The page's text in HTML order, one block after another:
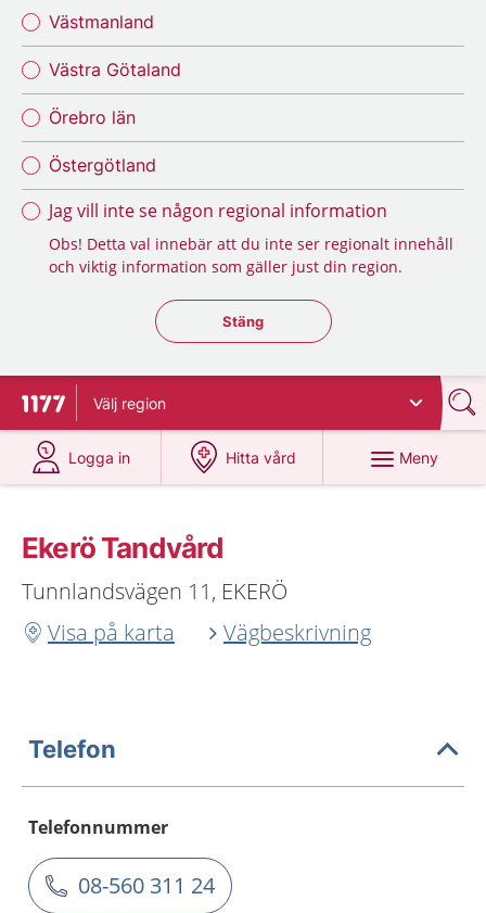
Västmanland
Västra Götaland
Örebro län
Östergötland
Jag vill inte se någon regional information
Obs! Detta val innebär att du inte ser regionalt innehåll
och viktig information som gäller just din region.
Stäng regionsväljaren
Stäng
Till startsidan för 1177
Välj region
Logga in
på 1177.se
Hitta vård
på 1177.se
Meny
Ekerö Tandvård
Tunnlandsvägen 11, EKERÖ
Visa på karta
Vägbeskrivning
Telefon
Telefonnummer
08-560 311 24